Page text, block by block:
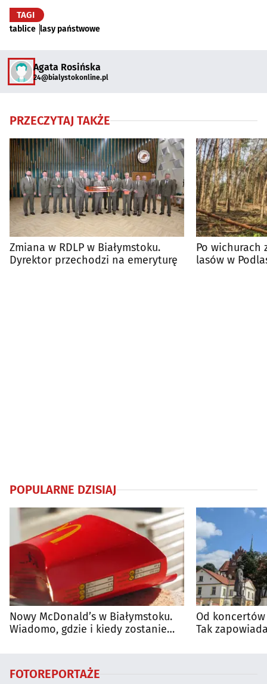
TAGI
tablice lasy państwowe
Agata Rosińska
24@bialystokonline.pl
PRZECZYTAJ TAKŻE
Zmiana w RDLP w Białymstoku.
Dyrektor przechodzi na emeryturę
Po wichurach
lasów w
POPULARNE DZISIAJ
Nowy McDonald’s w Białymstoku.
Wiadomo, gdzie i kiedy zostanie
Od
Tak
FOTOREPORTAŻE